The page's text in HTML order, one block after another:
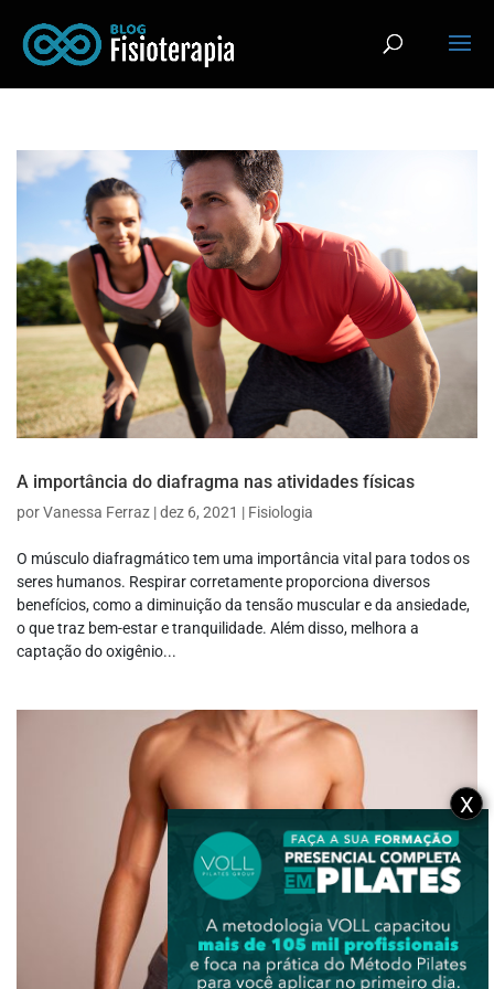
A importância do diafragma nas atividades físicas
porVanessa Ferraz |dez 6, 2021 | Fisiologia
O músculo diafragmático tem uma importância vital para todos os
seres humanos. Respirar corretamente proporciona diversos
benefícios, como a diminuição da tensão muscular e da ansiedade,
o que traz bem-estar e tranquilidade. Além disso, melhora a
captação do oxigênio...
X